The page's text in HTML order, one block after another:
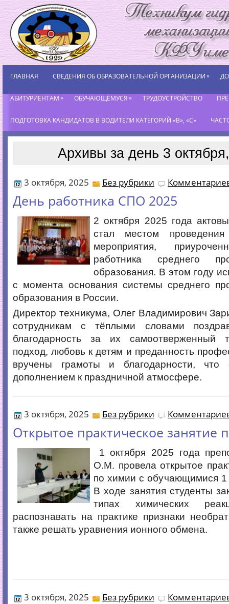
ГЛАВНАЯ СВЕДЕНИЯ ОБ ОБРАЗОВАТЕЛЬНОЙ ОРГАНИЗАЦИИ»
АБИТУРИЕНТАМ» ОБУЧАЮЩЕМУСЯ» ТРУДОУСТРОЙСТВО
ПОДГОТОВКА КАНДИДАТОВ В ВОДИТЕЛИ КАТЕГОРИЙ «В», «С»
Архивы за день 3
3 октября, 2025 Без рубрики
День работника СПО 2025
2 октября 2025 года
стал местом проведения
мероприятия,
работника среднего
образования. В этом году
с момента основания системы среднего
образования в России.
Директор техникума, Олег Владимирович
сотрудникам с тёплыми словами
благодарность за их самоотверженный
подход, любовь к детям и преданность
вручены грамоты и благодарности, что
дополнением к праздничной атмосфере.
3 октября, 2025 Без рубрики
Открытое практическое занятие
1 октября 2025 года
О.М. провела открытое
по химии с обучающимися 1
В ходе занятия студенты
типах химических
распознавать на практике признаки
также решать уравнения ионного обмена.
3 октября, 2025 Без рубрики